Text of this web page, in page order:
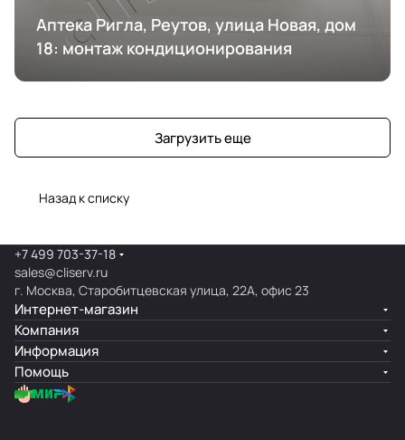
Аптека Ригла, Реутов, улица Новая, дом
18: монтаж кондиционирования
Загрузить еще
Назад к списку
+7 499 703-37-18
sales@cliserv.ru
г. Москва, Старобитцевская улица, 22А, офис 23
Интернет-магазин
Компания
Информация
Помощь